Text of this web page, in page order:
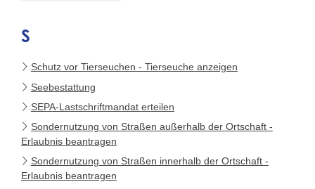
S
Schutz vor Tierseuchen - Tierseuche anzeigen
Seebestattung
SEPA-Lastschriftmandat erteilen
Sondernutzung von Straßen außerhalb der Ortschaft -
Erlaubnis beantragen
Sondernutzung von Straßen innerhalb der Ortschaft -
Erlaubnis beantragen